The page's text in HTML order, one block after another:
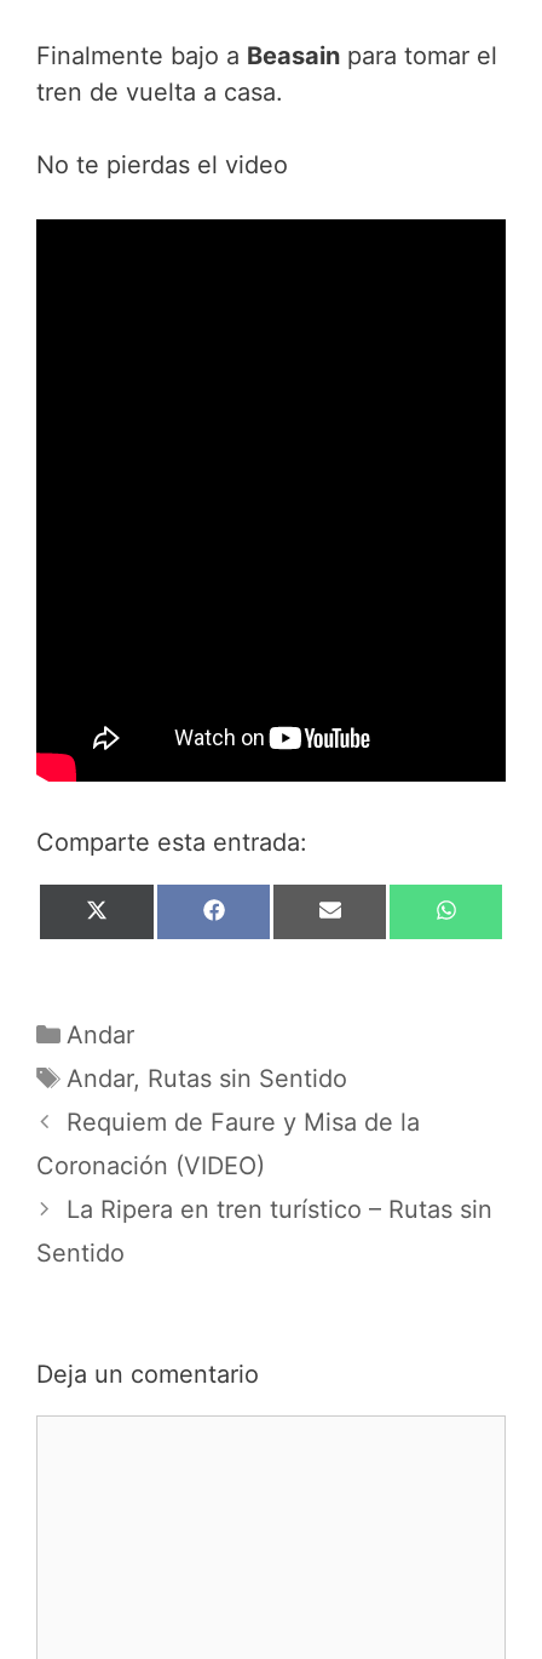
Finalmente bajo a Beasain para tomar el
tren de vuelta a casa.
No te pierdas el video
Comparte esta entrada:
Compartir
en
(
t
e
)
Compartir
en
a
k
Compartir
en
m
en
h
Categorías
Andar
Etiquetas
Andar, Rutas sin Sentido
Requiem de Faure y Misa de la
Coronación (VIDEO)
La Ripera en tren turístico – Rutas sin
Sentido
Deja un comentario